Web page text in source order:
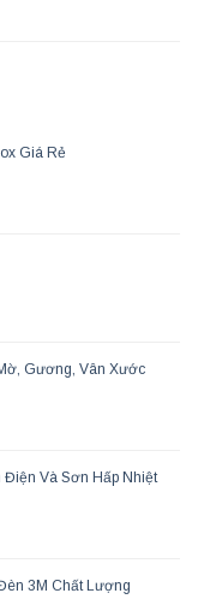
Giá Rẻ
Gương, Vân Xước
Và Sơn Hấp Nhiệt
3M Chất Lượng